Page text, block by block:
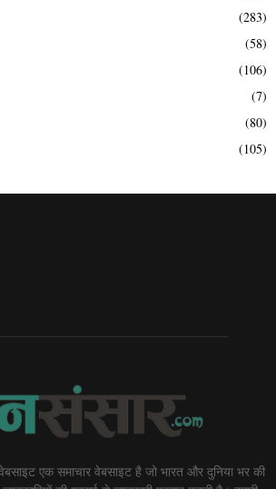
(283)
(58)
(106)
(7)
(80)
(105)
एक समाचार वेबसाइट है जो भारत और दुनिया भर की